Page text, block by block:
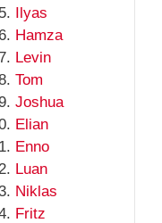
Ilyas
Hamza
Levin
Tom
Joshua
Elian
Enno
Luan
Niklas
Fritz